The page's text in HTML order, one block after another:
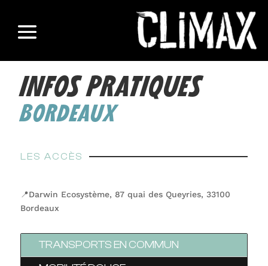
INFOS PRATIQUES
BORDEAUX
LES ACCÈS
📍Darwin Ecosystème, 87 quai des Queyries, 33100
Bordeaux
TRANSPORTS EN COMMUN